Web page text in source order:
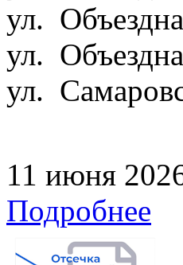
ул.
ул.
ул.
11 июня
Подробнее